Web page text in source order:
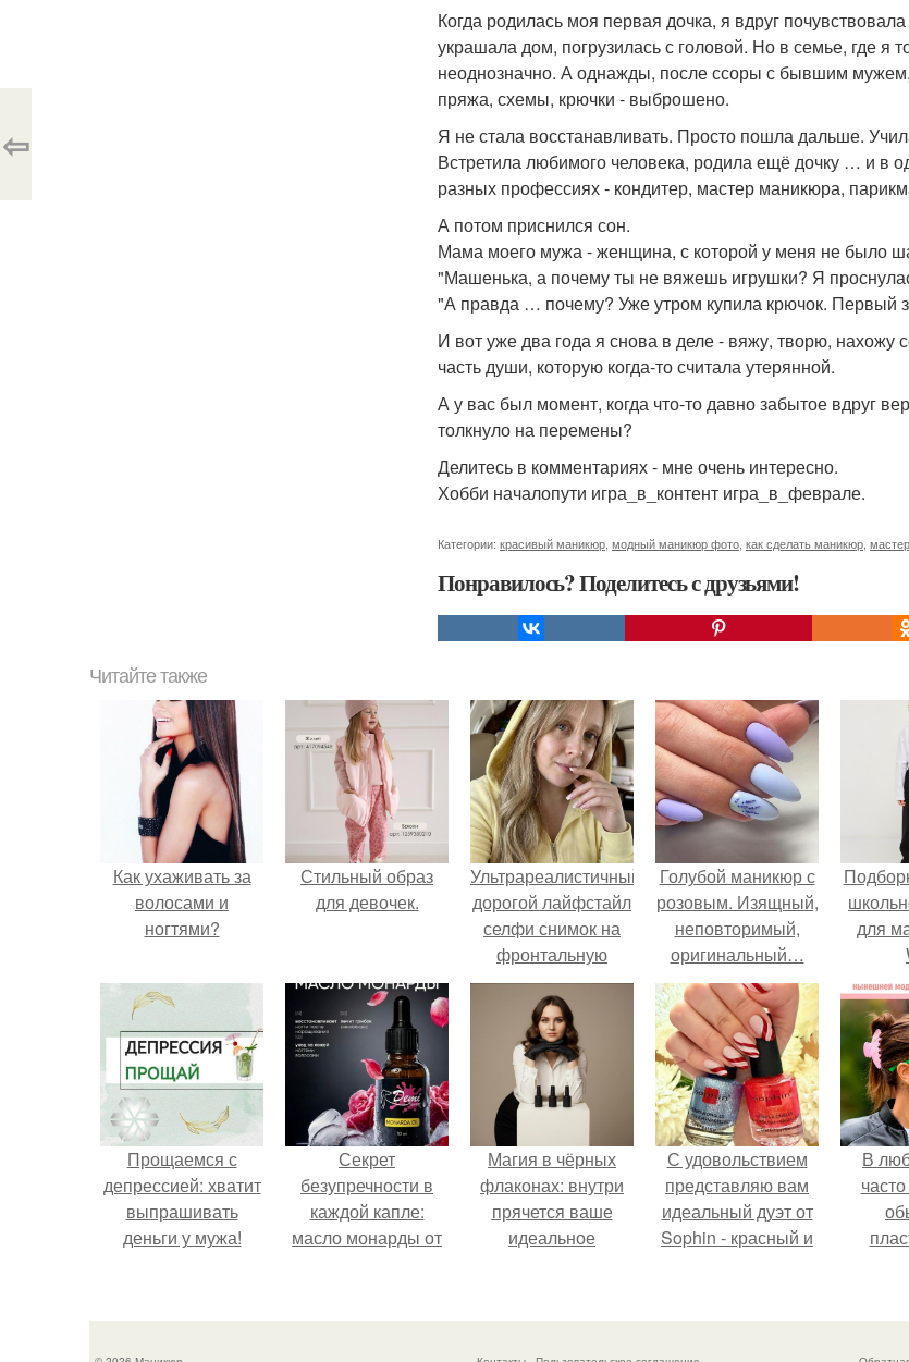
Когда родилась моя первая дочка, я вдруг
украшала дом, погрузилась с головой. Но в семье, где
неоднозначно. А однажды, после ссоры с бывшим
пряжа, схемы, крючки - выброшено.
Я не стала восстанавливать. Просто пошла дальше.
Встретила любимого человека, родила ещё дочку … и в
разных профессиях - кондитер, мастер маникюра,
А потом приснился сон.
Мама моего мужа - женщина, с которой у меня не было
"Машенька, а почему ты не вяжешь игрушки? Я
"А правда … почему? Уже утром купила крючок. Первый
И вот уже два года я снова в деле - вяжу, творю,
часть души, которую когда-то считала утерянной.
А у вас был момент, когда что-то давно забытое вдруг
толкнуло на перемены?
Делитесь в комментариях - мне очень интересно.
Хобби началопути игра_в_контент игра_в_феврале.
Категории: красивый маникюр модный маникюр фото как сделать маникюр
Понравилось? Поделитесь с друзьями!
⇦
Читайте также
Как ухаживать за
волосами и
ногтями?
Стильный образ
для девочек.
Ультрареалистичный
дорогой лайфстайл
селфи снимок на
фронтальную
камеру.
Голубой маникюр с
розовым. Изящный,
неповторимый,
оригинальный…
Самый красивый
голубой маникюр
2019-2020 —
тенденции
для
Прощаемся с
депрессией: хватит
выпрашивать
деньги у мужа!
Секрет
безупречности в
каждой капле:
масло монарды от
Магия в чёрных
флаконах: внутри
прячется ваше
идеальное
С удовольствием
представляю вам
идеальный дуэт от
Sophin - красный и
номер 0262.
В